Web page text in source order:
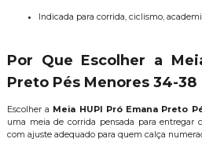
Indicada para corrida, ciclismo,
Por Que Escolher a
Preto Pés Menores 34-38
Escolher a Meia HUPI Pró Emana Preto
uma meia de corrida pensada para entregar
com ajuste adequado para quem calça